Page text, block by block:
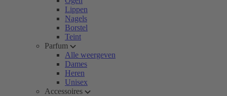
Lippen
Nagels
Borstel
Teint
Parfum
Alle weergeven
Dames
Heren
Unisex
Accessoires